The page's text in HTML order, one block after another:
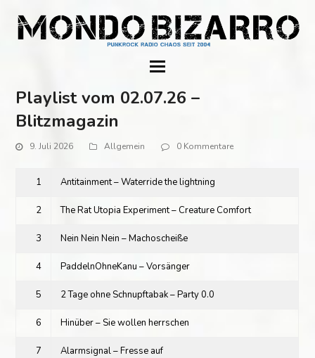
Playlist vom 02.07.26 –
Blitzmagazin
9. Juli 2026 Allgemein 0 Kommentare
1 Antitainment – Waterride the lightning
2 The Rat Utopia Experiment – Creature Comfort
3 Nein Nein Nein – Machoscheiße
4 PaddelnOhneKanu – Vorsänger
5 2 Tage ohne Schnupftabak – Party 0.0
6 Hinüber – Sie wollen herrschen
7 Alarmsignal – Fresse auf